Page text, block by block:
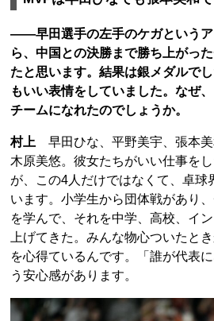
――早田選手の左手のケガというア
ら、中国との決勝まで勝ち上がっ
たと思います。結果は銀メダルで
もいい表情をしていました。なぜ
チームになれたのでしょうか。
村上 早田ひな、平野美宇、張本
木原美悠。彼女たちがいい仕事を
が、この4人だけではなくて、卓球
います。小学生から団体戦があり
を学んで、それを中学、高校、イ
上げてきた。みんな物心ついたと
を心得ているんです。「誰が代表
う安心感があります。